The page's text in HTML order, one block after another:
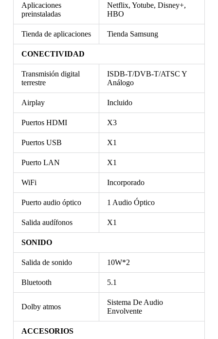
Aplicaciones
preinstaladas
Netflix, Yotube, Disney+,
HBO
Tienda de aplicaciones Tienda Samsung
CONECTIVIDAD
Transmisión digital
terrestre
ISDB-T/DVB-T/ATSC Y
Análogo
Airplay Incluido
Puertos HDMI X3
Puertos USB X1
Puerto LAN X1
WiFi Incorporado
Puerto audio óptico 1 Audio Óptico
Salida audífonos X1
SONIDO
Salida de sonido 10W*2
Bluetooth 5.1
Dolby atmos
Sistema De Audio
Envolvente
ACCESORIOS